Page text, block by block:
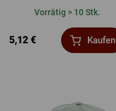
Vorrätig > 10 Stk.
5,12 € Kaufen